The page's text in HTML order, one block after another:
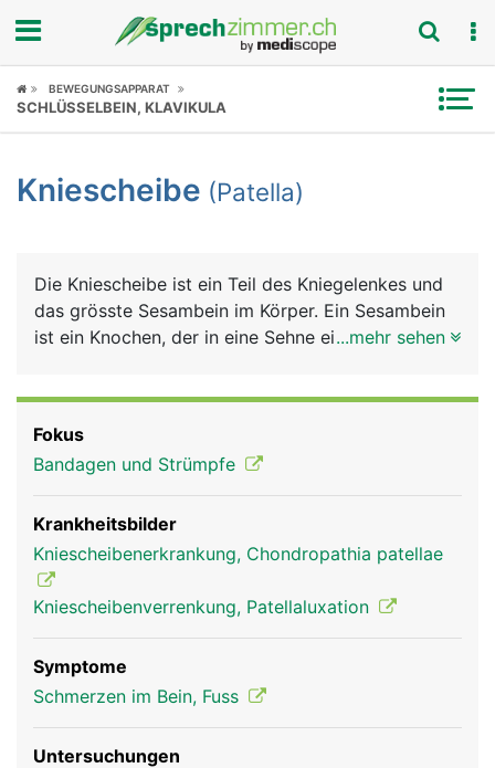
Fokus
Symptome
News
Rubriken
BEWEGUNGSAPPARAT
SCHLÜSSELBEIN, KLAVIKULA
Kniescheibe (Patella)
Die Kniescheibe ist ein Teil des Kniegelenkes und
das grösste Sesambein im Körper. Ein Sesambein
ist ein Knochen, der in eine Sehne eingelagert ist,
dreieckig, mit der Spitze nach unten zeigend. Sie
sorgt erstens für eine Reibungsminderung der
genannten Sehne bei der Kniebeugung und
zweitens verstärkt sie die Kraft des
Oberschenkelmuskels auf den Unterschenkel, da
sie wie ein Hebel wirkt. Dadurch kann die vordere
Oberschenkelmuskulatur das Bein auch bei
...mehr sehen
Fokus
Bandagen und Strümpfe
Krankheitsbilder
Kniescheibenerkrankung, Chondropathia patellae
Kniescheibenverrenkung, Patellaluxation
Symptome
Schmerzen im Bein, Fuss
Untersuchungen